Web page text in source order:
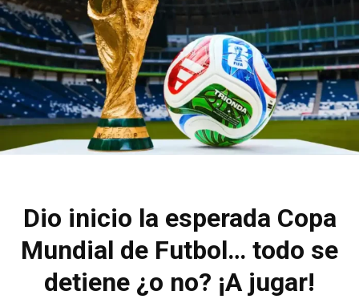
Dio inicio la esperada Copa
Mundial de Futbol… todo se
detiene ¿o no? ¡A jugar!